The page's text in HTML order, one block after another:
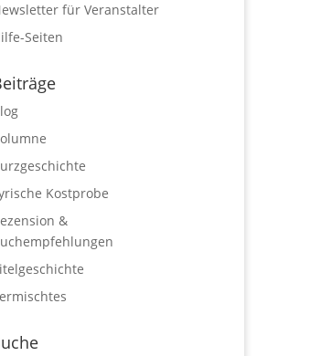
für Veranstalter
Seiten
Kostprobe
&